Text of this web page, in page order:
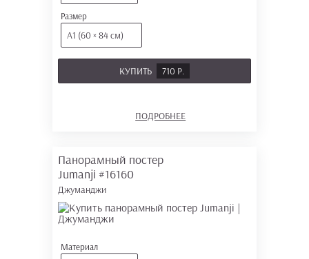
Размер
А1 (60 × 84 см)
КУПИТЬ 710 Р.
ПОДРОБНЕЕ
Панорамный постер
Jumanji #16160
Джуманджи
Материал